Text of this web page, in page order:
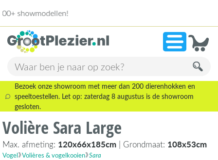
»13.945 beoordelingen!
Bezoek onze showroom met meer dan 200 dierenhokken en
speeltoestellen. Let op: zaterdag 8 augustus is de showroom
gesloten.
Volière Sara Large
Max. afmeting: 120x66x185cm | Grondmaat: 108x53cm
Vogel Volières & vogelkooien Sara